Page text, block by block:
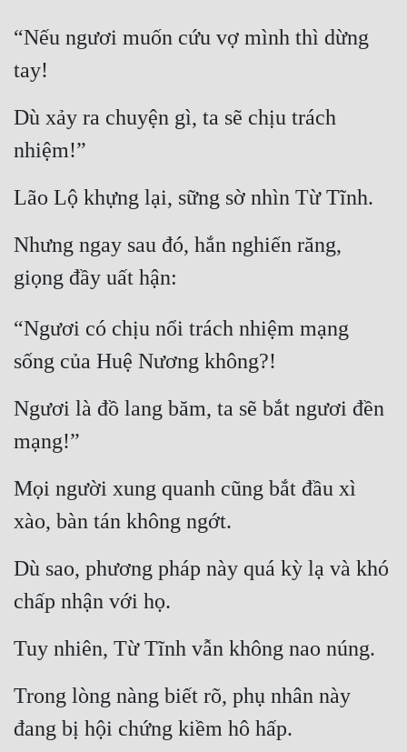
“Nếu ngươi muốn cứu vợ mình thì dừng
tay!
Dù xảy ra chuyện gì, ta sẽ chịu trách
nhiệm!”
Lão Lộ khựng lại, sững sờ nhìn Từ Tĩnh.
Nhưng ngay sau đó, hắn nghiến răng,
giọng đầy uất hận:
“Ngươi có chịu nổi trách nhiệm mạng
sống của Huệ Nương không?!
Ngươi là đồ lang băm, ta sẽ bắt ngươi đền
mạng!”
Mọi người xung quanh cũng bắt đầu xì
xào, bàn tán không ngớt.
Dù sao, phương pháp này quá kỳ lạ và khó
chấp nhận với họ.
Tuy nhiên, Từ Tĩnh vẫn không nao núng.
Trong lòng nàng biết rõ, phụ nhân này
đang bị hội chứng kiềm hô hấp.